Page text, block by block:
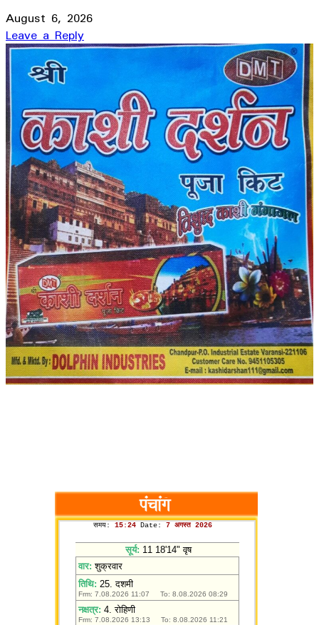
August 6, 2026
Leave a Reply